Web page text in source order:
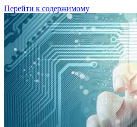
Перейти к содержимому